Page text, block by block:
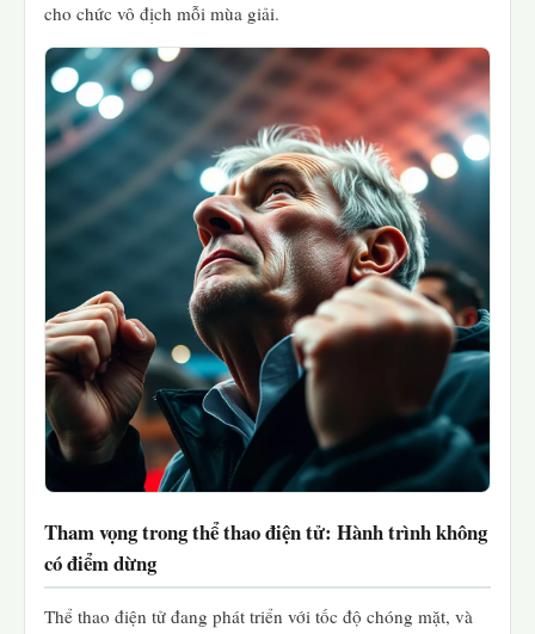
cho chức vô địch mỗi mùa giải.
Tham vọng trong thể thao điện tử: Hành trình không
có điểm dừng
Thể thao điện tử đang phát triển với tốc độ chóng mặt, và